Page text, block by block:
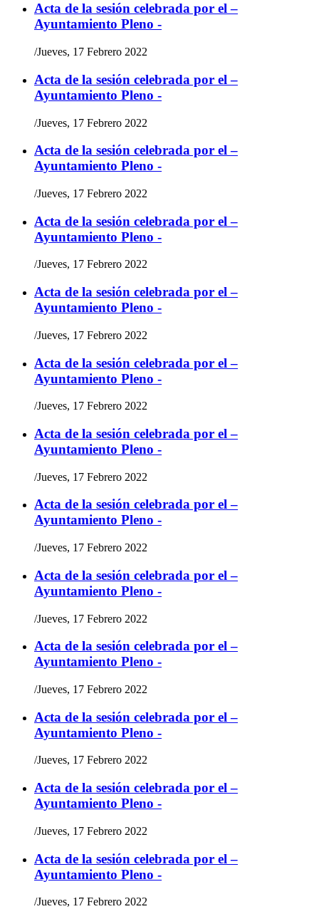
Acta de la sesión celebrada por el –
Ayuntamiento Pleno -
/Jueves, 17 Febrero 2022
Acta de la sesión celebrada por el –
Ayuntamiento Pleno -
/Jueves, 17 Febrero 2022
Acta de la sesión celebrada por el –
Ayuntamiento Pleno -
/Jueves, 17 Febrero 2022
Acta de la sesión celebrada por el –
Ayuntamiento Pleno -
/Jueves, 17 Febrero 2022
Acta de la sesión celebrada por el –
Ayuntamiento Pleno -
/Jueves, 17 Febrero 2022
Acta de la sesión celebrada por el –
Ayuntamiento Pleno -
/Jueves, 17 Febrero 2022
Acta de la sesión celebrada por el –
Ayuntamiento Pleno -
/Jueves, 17 Febrero 2022
Acta de la sesión celebrada por el –
Ayuntamiento Pleno -
/Jueves, 17 Febrero 2022
Acta de la sesión celebrada por el –
Ayuntamiento Pleno -
/Jueves, 17 Febrero 2022
Acta de la sesión celebrada por el –
Ayuntamiento Pleno -
/Jueves, 17 Febrero 2022
Acta de la sesión celebrada por el –
Ayuntamiento Pleno -
/Jueves, 17 Febrero 2022
Acta de la sesión celebrada por el –
Ayuntamiento Pleno -
/Jueves, 17 Febrero 2022
Acta de la sesión celebrada por el –
Ayuntamiento Pleno -
/Jueves, 17 Febrero 2022